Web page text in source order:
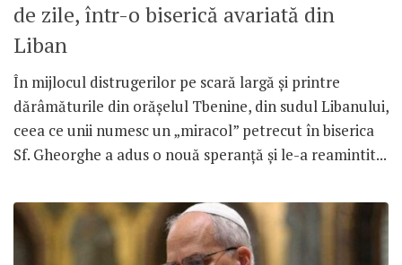
de zile, într-o biserică avariată din
Liban
În mijlocul distrugerilor pe scară largă și printre
dărâmăturile din orășelul Tbenine, din sudul Libanului,
ceea ce unii numesc un „miracol” petrecut în biserica
Sf. Gheorghe a adus o nouă speranță și le-a reamintit...